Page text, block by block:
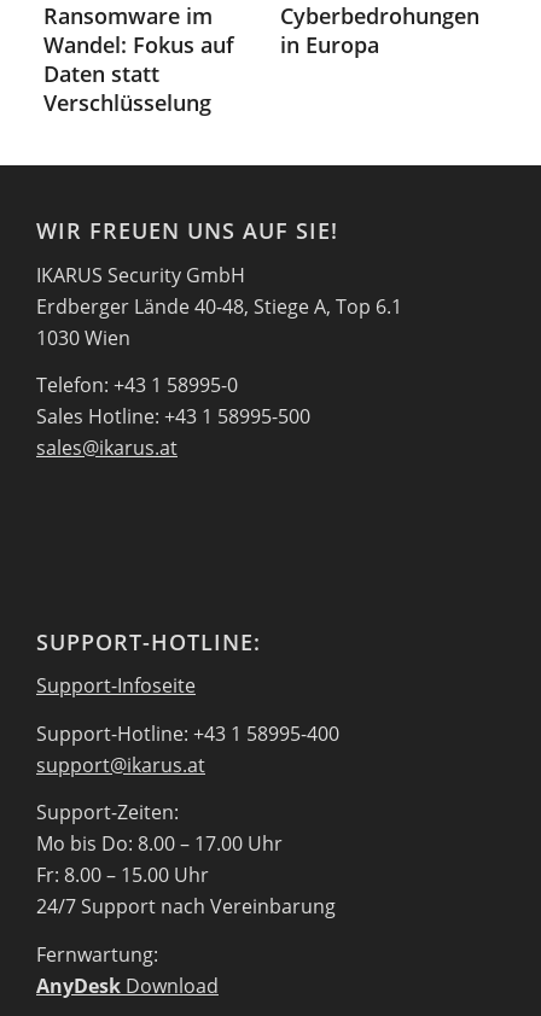
Ransomware im
Wandel: Fokus auf
Daten statt
Verschlüsselung
Cyberbedrohungen
in Europa
WIR FREUEN UNS AUF SIE!
IKARUS Security GmbH
Erdberger Lände 40-48, Stiege A, Top 6.1
1030 Wien
Telefon: +43 1 58995-0
Sales Hotline: +43 1 58995-500
sales@ikarus.at
SUPPORT-HOTLINE:
Support-Infoseite
Support-Hotline: +43 1 58995-400
support@ikarus.at
Support-Zeiten:
Mo bis Do: 8.00 – 17.00 Uhr
Fr: 8.00 – 15.00 Uhr
24/7 Support nach Vereinbarung
Fernwartung:
AnyDesk Download